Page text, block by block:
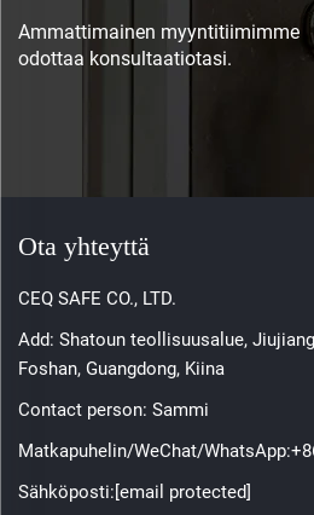
Ammattimainen myyntitiimimme
odottaa konsultaatiotasi.
Ota yhteyttä
CEQ SAFE CO., LTD.
Add: Shatoun teollisuusalue,
Foshan, Guangdong, Kiina
Contact person: Sammi
Matkapuhelin/WeChat/WhatsApp:
Sähköposti:[email protected]